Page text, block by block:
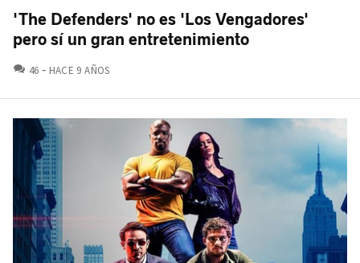
'The Defenders' no es 'Los Vengadores'
pero sí un gran entretenimiento
46 COMENTARIOS
HACE 9 AÑOS